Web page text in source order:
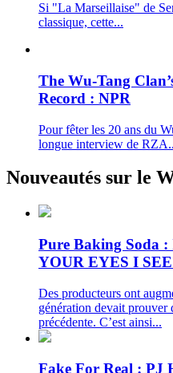
Si "La Marseillaise" de
classique, cette...
The Wu-Tang
Record : NPR
Pour fêter les 20 ans du
longue interview de
Nouveautés sur le
Pure Baking Soda
YOUR EYES I
Des producteurs ont
génération devait prouver
précédente. C’est ainsi...
Fake For Real : PJ